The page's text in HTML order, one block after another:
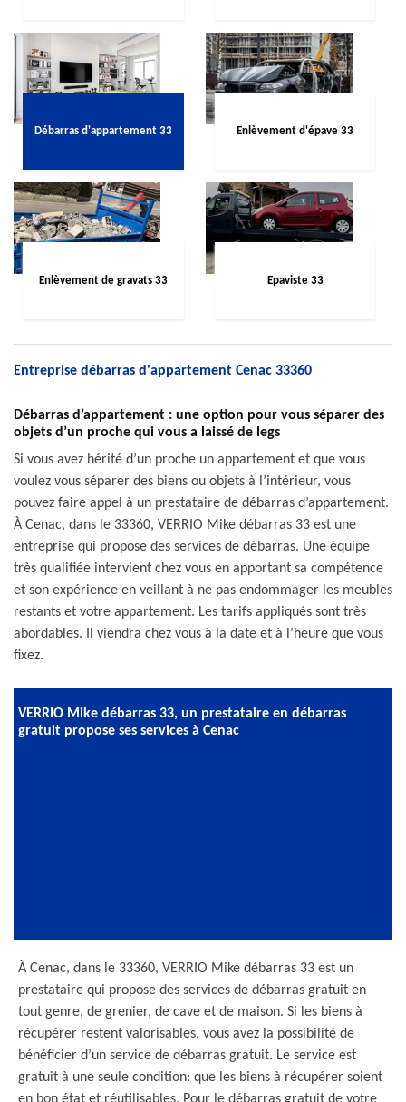
Débarras d'appartement 33 Enlèvement d'épave 33
Enlèvement de gravats 33 Epaviste 33
Entreprise débarras d'appartement Cenac 33360
Débarras d’appartement : une option pour vous séparer des
objets d’un proche qui vous a laissé de legs
Si vous avez hérité d’un proche un appartement et que vous
voulez vous séparer des biens ou objets à l’intérieur, vous
pouvez faire appel à un prestataire de débarras d’appartement.
À Cenac, dans le 33360, VERRIO Mike débarras 33 est une
entreprise qui propose des services de débarras. Une équipe
très qualifiée intervient chez vous en apportant sa compétence
et son expérience en veillant à ne pas endommager les meubles
restants et votre appartement. Les tarifs appliqués sont très
abordables. Il viendra chez vous à la date et à l’heure que vous
fixez.
VERRIO Mike débarras 33, un prestataire en débarras
gratuit propose ses services à Cenac
À Cenac, dans le 33360, VERRIO Mike débarras 33 est un
prestataire qui propose des services de débarras gratuit en
tout genre, de grenier, de cave et de maison. Si les biens à
récupérer restent valorisables, vous avez la possibilité de
bénéficier d’un service de débarras gratuit. Le service est
gratuit à une seule condition: que les biens à récupérer soient